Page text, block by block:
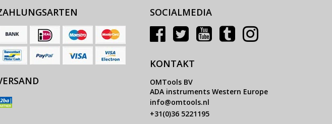
SOCIALMEDIA
KONTAKT
OMTools BV
ADA instruments Western Europe
info@omtools.nl
+31(0)36 5221195